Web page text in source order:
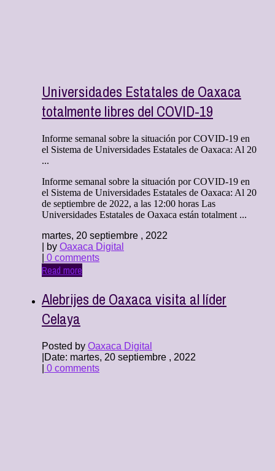
Universidades Estatales de Oaxaca
totalmente libres del COVID-19
Informe semanal sobre la situación por COVID-19 en
el Sistema de Universidades Estatales de Oaxaca: Al 20
...
Informe semanal sobre la situación por COVID-19 en
el Sistema de Universidades Estatales de Oaxaca: Al 20
de septiembre de 2022, a las 12:00 horas Las
Universidades Estatales de Oaxaca están totalment ...
martes, 20 septiembre , 2022
| by Oaxaca Digital
0 comments
Read more
Alebrijes de Oaxaca visita al líder
Celaya
Posted by Oaxaca Digital
Date: martes, 20 septiembre , 2022
0 comments